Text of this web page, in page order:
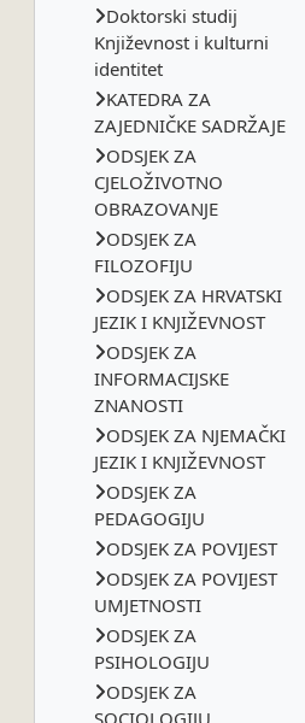
Doktorski studij
Književnost i kulturni
identitet
KATEDRA ZA
ZAJEDNIČKE SADRŽAJE
ODSJEK ZA
CJELOŽIVOTNO
OBRAZOVANJE
ODSJEK ZA
FILOZOFIJU
ODSJEK ZA HRVATSKI
JEZIK I KNJIŽEVNOST
ODSJEK ZA
INFORMACIJSKE
ZNANOSTI
ODSJEK ZA NJEMAČKI
JEZIK I KNJIŽEVNOST
ODSJEK ZA
PEDAGOGIJU
ODSJEK ZA POVIJEST
ODSJEK ZA POVIJEST
UMJETNOSTI
ODSJEK ZA
PSIHOLOGIJU
ODSJEK ZA